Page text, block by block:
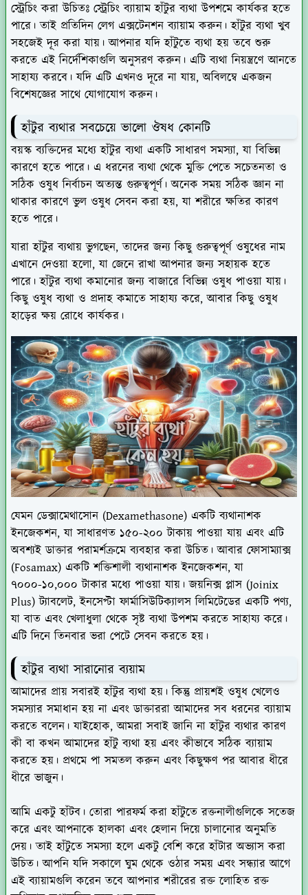
স্ট্রেচিং করা উচিতঃ স্ট্রেচিং ব্যায়াম হাঁটুর ব্যথা উপশমে কার্যকর হতে
পারে। তাই প্রতিদিন লেগ এক্সটেনশন ব্যায়াম করুন। হাঁটুর ব্যথা খুব
সহজেই দূর করা যায়। আপনার যদি হাঁটুতে ব্যথা হয় তবে শুরু
করতে এই নির্দেশিকাগুলি অনুসরণ করুন। এটি ব্যথা নিয়ন্ত্রণে আনতে
সাহায্য করবে। যদি এটি এখনও দূরে না যায়, অবিলম্বে একজন
বিশেষজ্ঞের সাথে যোগাযোগ করুন।
হাঁটুর ব্যথার সবচেয়ে ভালো ঔষধ কোনটি
বয়স্ক ব্যক্তিদের মধ্যে হাঁটুর ব্যথা একটি সাধারণ সমস্যা, যা বিভিন্ন
কারণে হতে পারে। এ ধরনের ব্যথা থেকে মুক্তি পেতে সচেতনতা ও
সঠিক ওষুধ নির্বাচন অত্যন্ত গুরুত্বপূর্ণ। অনেক সময় সঠিক জ্ঞান না
থাকার কারণে ভুল ওষুধ সেবন করা হয়, যা শরীরে ক্ষতির কারণ
হতে পারে।
যারা হাঁটুর ব্যথায় ভুগছেন, তাদের জন্য কিছু গুরুত্বপূর্ণ ওষুধের নাম
এখানে দেওয়া হলো, যা জেনে রাখা আপনার জন্য সহায়ক হতে
পারে। হাঁটুর ব্যথা কমানোর জন্য বাজারে বিভিন্ন ওষুধ পাওয়া যায়।
কিছু ওষুধ ব্যথা ও প্রদাহ কমাতে সাহায্য করে, আবার কিছু ওষুধ
হাড়ের ক্ষয় রোধে কার্যকর।
যেমন ডেক্সামেথাসোন (Dexamethasone) একটি ব্যথানাশক
ইনজেকশন, যা সাধারণত ১৫০-২০০ টাকায় পাওয়া যায় এবং এটি
অবশ্যই ডাক্তার পরামর্শক্রমে ব্যবহার করা উচিত। আবার ফোসাম্যাক্স
(Fosamax) একটি শক্তিশালী ব্যথানাশক ইনজেকশন, যা
৭০০০-১০,০০০ টাকার মধ্যে পাওয়া যায়। জয়নিক্স প্লাস (Joinix
Plus) ট্যাবলেট, ইনসেপ্টা ফার্মাসিউটিক্যালস লিমিটেডের একটি পণ্য,
যা বাত এবং খেলাধুলা থেকে সৃষ্ট ব্যথা উপশম করতে সাহায্য করে।
এটি দিনে তিনবার ভরা পেটে সেবন করতে হয়।
হাঁটুর ব্যথা সারানোর ব্যয়াম
আমাদের প্রায় সবারই হাঁটুর ব্যথা হয়। কিন্তু প্রায়শই ওষুধ খেলেও
সমস্যার সমাধান হয় না এবং ডাক্তাররা আমাদের সব ধরনের ব্যায়াম
করতে বলেন। যাইহোক, আমরা সবাই জানি না হাঁটুর ব্যথার কারণ
কী বা কখন আমাদের হাঁটু ব্যথা হয় এবং কীভাবে সঠিক ব্যায়াম
করতে হয়। প্রথমে পা সমতল করুন এবং কিছুক্ষণ পর আবার ধীরে
ধীরে ভাজুন।
আমি একটু হাঁটব। তোরা পারফর্ম করা হাঁটুতে রক্তনালীগুলিকে সতেজ
করে এবং আপনাকে হালকা এবং হেলান দিয়ে চালানোর অনুমতি
দেয়। তাই হাঁটুতে সমস্যা হলে একটু বেশি করে হাঁটার অভ্যাস করা
উচিত। আপনি যদি সকালে ঘুম থেকে ওঠার সময় এবং সন্ধ্যার আগে
এই ব্যায়ামগুলি করেন তবে আপনার শরীরের রক্ত ​​লোহিত রক্ত ​​